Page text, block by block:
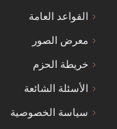
القواعد العامة
معرض الصور
خريطة الحزم
الأسئلة الشائعة
سياسة الخصوصية